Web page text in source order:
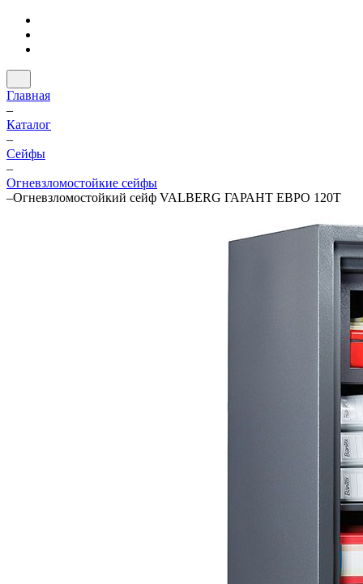
Главная
–
Каталог
–
Cейфы
–
Огневзломостойкие сейфы
–Огневзломостойкий сейф VALBERG ГАРАНТ ЕВРО 120Т